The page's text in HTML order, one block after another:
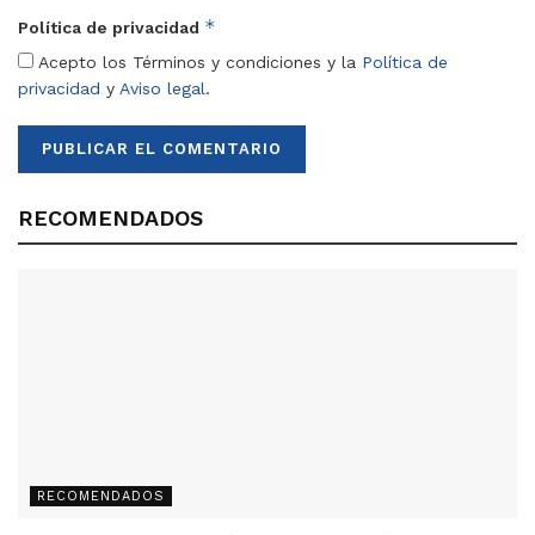
Política de privacidad *
Acepto los Términos y condiciones y la Política de
privacidad y Aviso legal.
RECOMENDADOS
RECOMENDADOS